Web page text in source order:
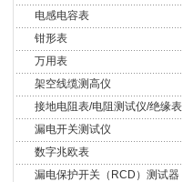
电感电容表
钳形表
万用表
架空线缆测高仪
接地电阻表/电阻测试仪/绝缘表
漏电开关测试仪
数字兆欧表
漏电保护开关（RCD）测试器